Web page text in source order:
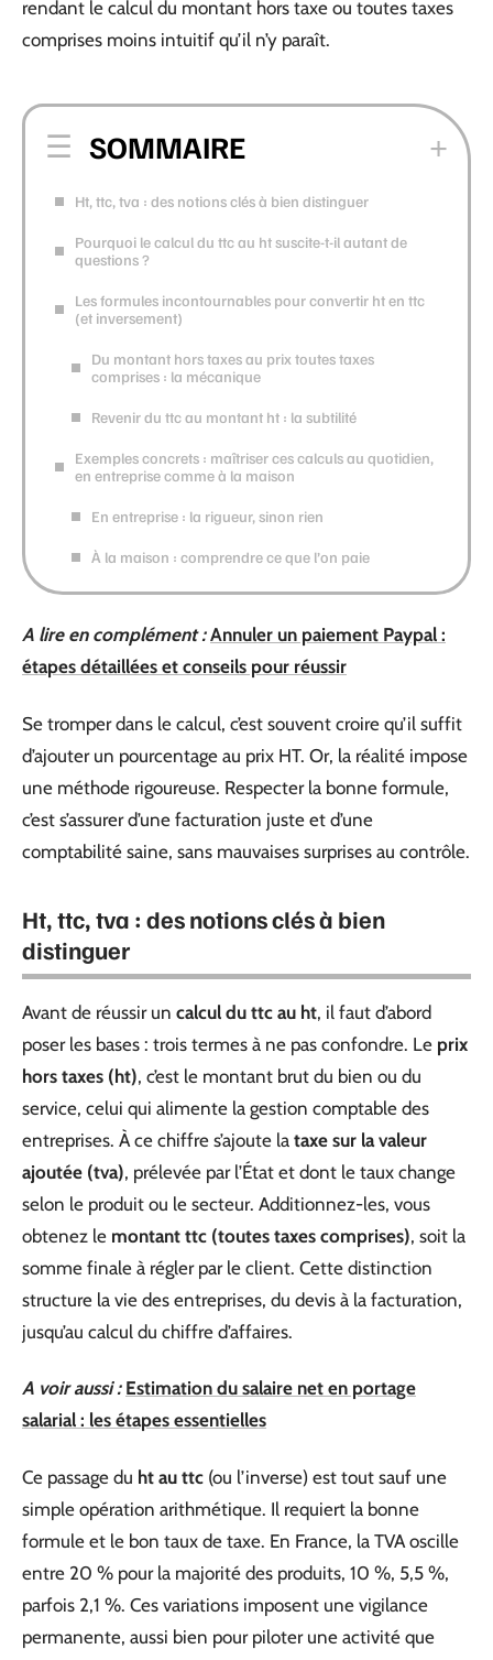
rendant le calcul du montant hors taxe ou toutes taxes
comprises moins intuitif qu’il n’y paraît.
SOMMAIRE
Ht, ttc, tva : des notions clés à bien distinguer
Pourquoi le calcul du ttc au ht suscite-t-il autant de
questions ?
Les formules incontournables pour convertir ht en ttc
(et inversement)
Du montant hors taxes au prix toutes taxes
comprises : la mécanique
Revenir du ttc au montant ht : la subtilité
Exemples concrets : maîtriser ces calculs au quotidien,
en entreprise comme à la maison
En entreprise : la rigueur, sinon rien
À la maison : comprendre ce que l’on paie
A lire en complément : Annuler un paiement Paypal :
étapes détaillées et conseils pour réussir
Se tromper dans le calcul, c’est souvent croire qu’il suffit
d’ajouter un pourcentage au prix HT. Or, la réalité impose
une méthode rigoureuse. Respecter la bonne formule,
c’est s’assurer d’une facturation juste et d’une
comptabilité saine, sans mauvaises surprises au contrôle.
Ht, ttc, tva : des notions clés à bien
distinguer
Avant de réussir un calcul du ttc au ht, il faut d’abord
poser les bases : trois termes à ne pas confondre. Le prix
hors taxes (ht), c’est le montant brut du bien ou du
service, celui qui alimente la gestion comptable des
entreprises. À ce chiffre s’ajoute la taxe sur la valeur
ajoutée (tva), prélevée par l’État et dont le taux change
selon le produit ou le secteur. Additionnez-les, vous
obtenez le montant ttc (toutes taxes comprises), soit la
somme finale à régler par le client. Cette distinction
structure la vie des entreprises, du devis à la facturation,
jusqu’au calcul du chiffre d’affaires.
A voir aussi : Estimation du salaire net en portage
salarial : les étapes essentielles
Ce passage du ht au ttc (ou l’inverse) est tout sauf une
simple opération arithmétique. Il requiert la bonne
formule et le bon taux de taxe. En France, la TVA oscille
entre 20 % pour la majorité des produits, 10 %, 5,5 %,
parfois 2,1 %. Ces variations imposent une vigilance
permanente, aussi bien pour piloter une activité que